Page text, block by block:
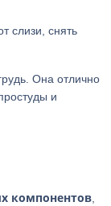
слизи, снять
Она отлично
и
компонентов